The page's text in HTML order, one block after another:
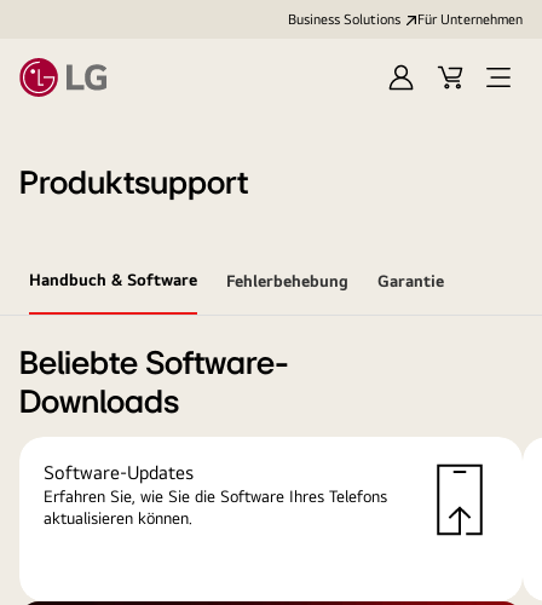
Business Solutions Für Unternehmen
Anmelden
Cart
Open
Produktsupport
Handbuch & Software Fehlerbehebung Garantie
Beliebte Software-
Downloads
Software-Updates
Erfahren Sie, wie Sie die Software Ihres Telefons
aktualisieren können.